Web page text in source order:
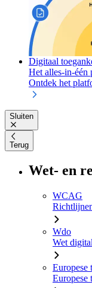
Digitaal
Het alles-in-één
Ontdek het
Sluiten
Terug
Wet- en
WCAG
Wdo
Wet
Europese